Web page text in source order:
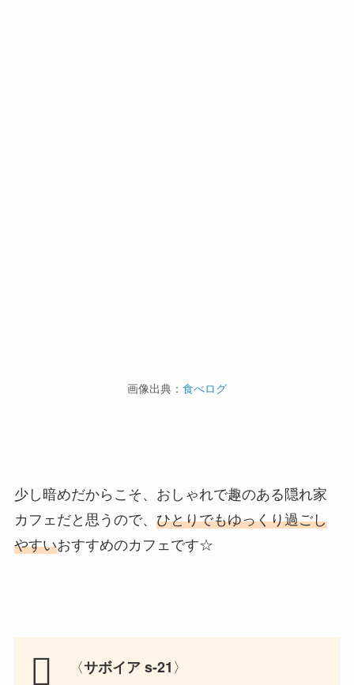
画像出典： 食べログ
少し暗めだからこそ、おしゃれで趣のある隠れ家
カフェだと思うので、 ひとりでもゆっくり過ごし
やすいおすすめのカフェです☆
〈サボイア s-21〉